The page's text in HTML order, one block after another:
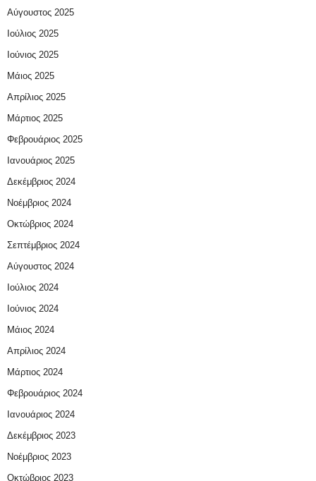
Αύγουστος 2025
Ιούλιος 2025
Ιούνιος 2025
Μάιος 2025
Απρίλιος 2025
Μάρτιος 2025
Φεβρουάριος 2025
Ιανουάριος 2025
Δεκέμβριος 2024
Νοέμβριος 2024
Οκτώβριος 2024
Σεπτέμβριος 2024
Αύγουστος 2024
Ιούλιος 2024
Ιούνιος 2024
Μάιος 2024
Απρίλιος 2024
Μάρτιος 2024
Φεβρουάριος 2024
Ιανουάριος 2024
Δεκέμβριος 2023
Νοέμβριος 2023
Οκτώβριος 2023